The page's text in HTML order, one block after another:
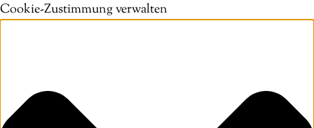
Cookie-Zustimmung verwalten